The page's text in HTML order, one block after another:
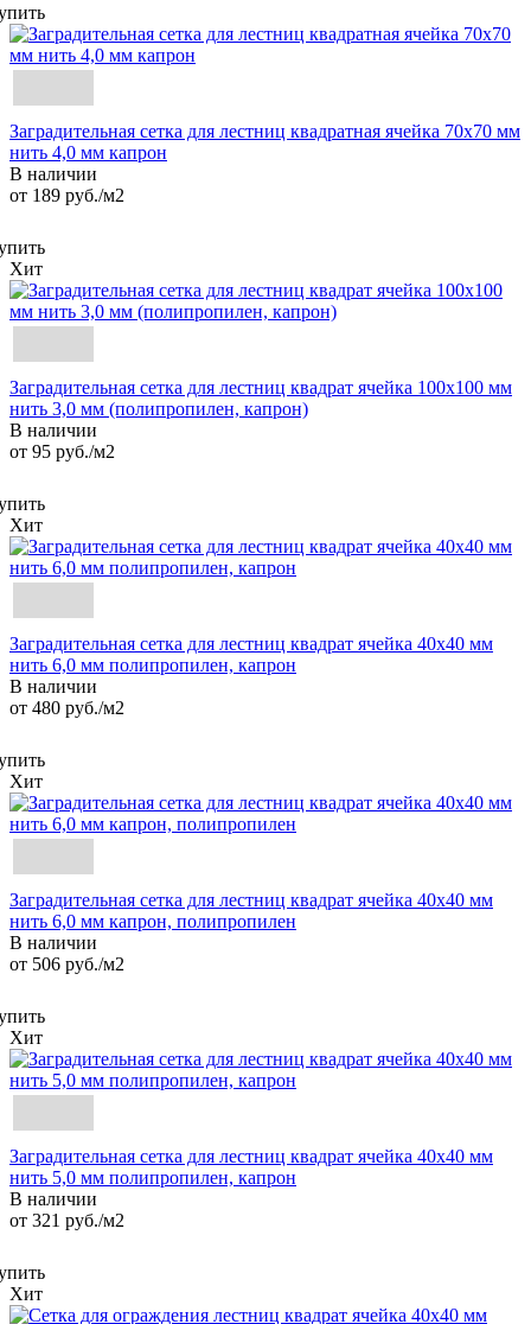
Заградительная сетка для лестниц квадратная ячейка 70х70 мм
нить 4,0 мм капрон
В наличии
от 189 руб./м2
Хит
Заградительная сетка для лестниц квадрат ячейка 100х100 мм
нить 3,0 мм (полипропилен, капрон)
В наличии
от 95 руб./м2
Хит
Заградительная сетка для лестниц квадрат ячейка 40х40 мм
нить 6,0 мм полипропилен, капрон
В наличии
от 480 руб./м2
Хит
Заградительная сетка для лестниц квадрат ячейка 40х40 мм
нить 6,0 мм капрон, полипропилен
В наличии
от 506 руб./м2
Хит
Заградительная сетка для лестниц квадрат ячейка 40х40 мм
нить 5,0 мм полипропилен, капрон
В наличии
от 321 руб./м2
Хит